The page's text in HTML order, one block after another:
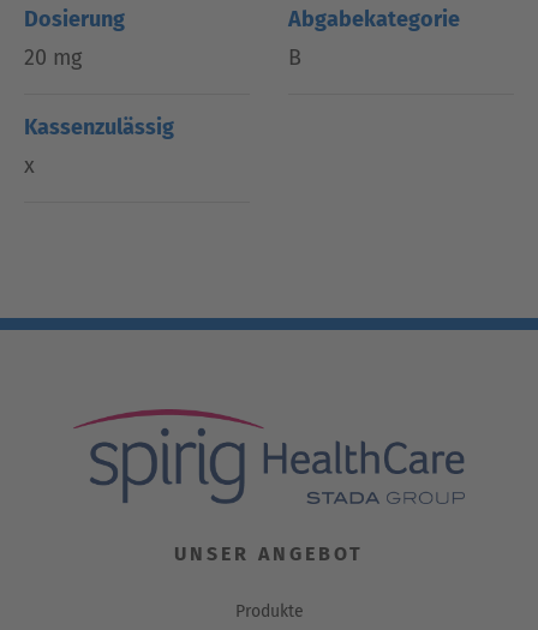
Dosierung
20 mg
Abgabekategorie
B
Kassenzulässig
x
UNSER ANGEBOT
Produkte